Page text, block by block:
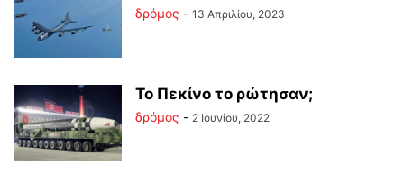
δρόμος - 13 Απριλίου, 2023
Το Πεκίνο το ρώτησαν;
δρόμος - 2 Ιουνίου, 2022